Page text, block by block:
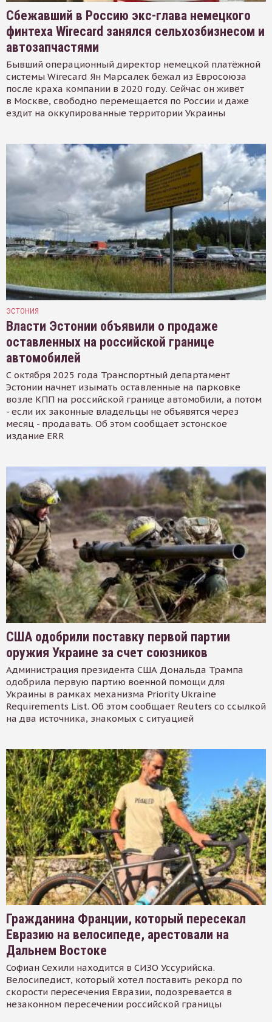
Сбежавший в Россию экс-глава немецкого
финтеха Wirecard занялся сельхозбизнесом и
автозапчастями
Бывший операционный директор немецкой платёжной
системы Wirecard Ян Марсалек бежал из Евросоюза
после краха компании в 2020 году. Сейчас он живёт
в Москве, свободно перемещается по России и даже
ездит на оккупированные территории Украины
ЭСТОНИЯ
Власти Эстонии объявили о продаже
оставленных на российской границе
автомобилей
С октября 2025 года Транспортный департамент
Эстонии начнет изымать оставленные на парковке
возле КПП на российской границе автомобили, а потом
- если их законные владельцы не объявятся через
месяц - продавать. Об этом сообщает эстонское
издание ERR
США одобрили поставку первой партии
оружия Украине за счет союзников
Администрация президента США Дональда Трампа
одобрила первую партию военной помощи для
Украины в рамках механизма Priority Ukraine
Requirements List. Об этом сообщает Reuters со ссылкой
на два источника, знакомых с ситуацией
Гражданина Франции, который пересекал
Евразию на велосипеде, арестовали на
Дальнем Востоке
Софиан Сехили находится в СИЗО Уссурийска.
Велосипедист, который хотел поставить рекорд по
скорости пересечения Евразии, подозревается в
незаконном пересечении российской границы